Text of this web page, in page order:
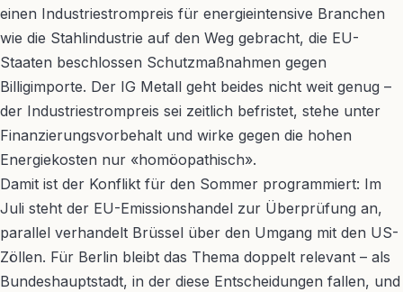
einen Industriestrompreis für energieintensive Branchen
wie die Stahlindustrie auf den Weg gebracht, die EU-
Staaten beschlossen Schutzmaßnahmen gegen
Billigimporte. Der IG Metall geht beides nicht weit genug –
der Industriestrompreis sei zeitlich befristet, stehe unter
Finanzierungsvorbehalt und wirke gegen die hohen
Energiekosten nur «homöopathisch».
Damit ist der Konflikt für den Sommer programmiert: Im
Juli steht der EU-Emissionshandel zur Überprüfung an,
parallel verhandelt Brüssel über den Umgang mit den US-
Zöllen. Für Berlin bleibt das Thema doppelt relevant – als
Bundeshauptstadt, in der diese Entscheidungen fallen, und